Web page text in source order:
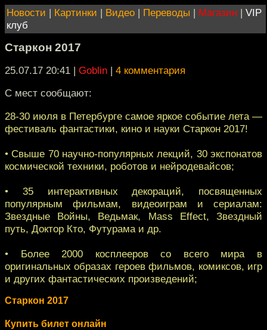
Новости | Картинки | Видео | Переводы | Магазин | VIP
клуб
Старкон 2017
25.07.17 20:41 | Goblin | 4 комментария
С мест сообщают:
28-30 июля в Петербурге самое яркое событие лета —
фестиваль фантастики, кино и науки Старкон 2017!
• Свыше 70 научно-популярных лекций, 30 экспонатов
космической техники, роботов и нейродевайсов;
• 35 интерактивных декораций, посвященных
популярным фильмам, видеоиграм и сериалам:
Звездные Войны, Ведьмак, Mass Effect, Звездный
путь, Доктор Кто, Футурама и др.
• Более 2000 косплееров со всего мира в
оригинальных образах героев фильмов, комиксов, игр
и других фантастических произведений;
Старкон 2017
Купить билет онлайн